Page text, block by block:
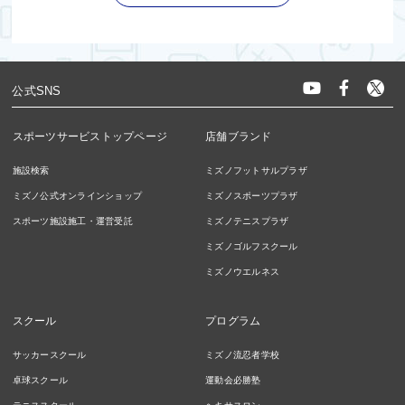
公式SNS
スポーツサービストップページ
施設検索
ミズノ公式オンラインショップ
スポーツ施設施工・運営受託
店舗ブランド
ミズノフットサルプラザ
ミズノスポーツプラザ
ミズノテニスプラザ
ミズノゴルフスクール
ミズノウエルネス
スクール
サッカースクール
卓球スクール
プログラム
ミズノ流忍者学校
運動会必勝塾